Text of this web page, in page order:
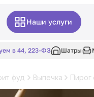
Наши услуги
в 44, 223-ФЗ Шатры
фуд Выпечка Пирог